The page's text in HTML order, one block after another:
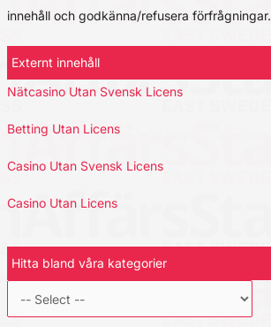
innehåll och godkänna/refusera förfrågningar.
Externt innehåll
Nätcasino Utan Svensk Licens
Betting Utan Licens
Casino Utan Svensk Licens
Casino Utan Licens
Hitta bland våra kategorier